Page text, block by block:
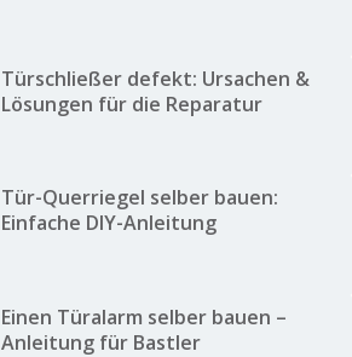
Türschließer defekt: Ursachen &
Lösungen für die Reparatur
Tür-Querriegel selber bauen:
Einfache DIY-Anleitung
Einen Türalarm selber bauen –
Anleitung für Bastler